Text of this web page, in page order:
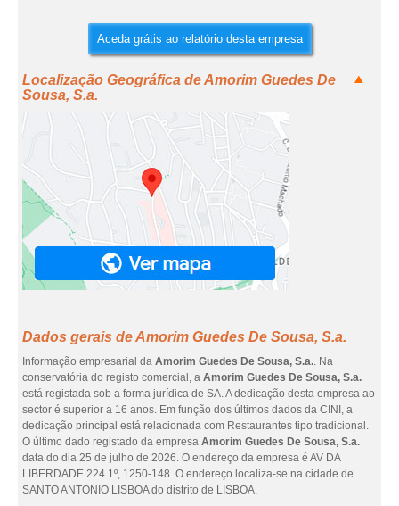
Aceda grátis ao relatório desta empresa
Localização Geográfica de Amorim Guedes De
Sousa, S.a.
Dados gerais de Amorim Guedes De Sousa, S.a.
Informação empresarial da Amorim Guedes De Sousa, S.a.. Na
conservatória do registo comercial, a Amorim Guedes De Sousa, S.a.
está registada sob a forma jurídica de SA. A dedicação desta empresa ao
sector é superior a 16 anos. Em função dos últimos dados da CINI, a
dedicação principal está relacionada com Restaurantes tipo tradicional.
O último dado registado da empresa Amorim Guedes De Sousa, S.a.
data do dia 25 de julho de 2026. O endereço da empresa é AV DA
LIBERDADE 224 1º, 1250-148. O endereço localiza-se na cidade de
SANTO ANTONIO LISBOA do distrito de LISBOA.